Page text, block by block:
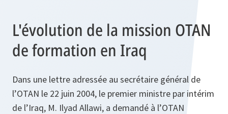
L'évolution de la mission OTAN
de formation en Iraq
Dans une lettre adressée au secrétaire général de
l’OTAN le 22 juin 2004, le premier ministre par intérim
de l’Iraq, M. Ilyad Allawi, a demandé à l’OTAN